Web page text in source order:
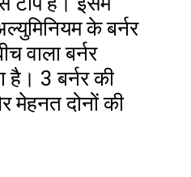
के बर्नर
वाला बर्नर
है। 3 बर्नर की
मेहनत दोनों की